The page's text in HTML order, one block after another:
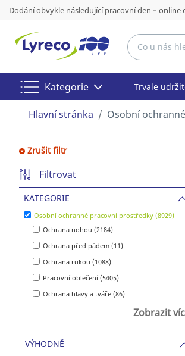
Dodání obvykle následující pracovní den –
Kategorie Trvale
Hlavní stránka Osobní
Zrušit filtr
Filtrovat
KATEGORIE
Osobní ochranné pracovní prostředky (8929)
Ochrana nohou (2184)
Ochrana před pádem (11)
Ochrana rukou (1088)
Pracovní oblečení (5405)
Ochrana hlavy a tváře (86)
Zobrazit
VÝHODNĚ